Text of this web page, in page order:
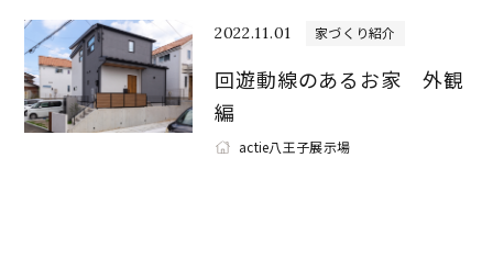
2022.11.01 家づくり紹介
回遊動線のあるお家 外観
編
actie八王子展示場